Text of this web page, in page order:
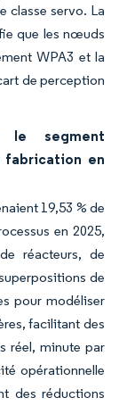
classe servo. La
que les nœuds
WPA3 et la
de perception
segment
fabrication en
19,53 % de
en 2025,
réacteurs, de
de
pour modéliser
facilitant des
réel, minute par
opérationnelle
des réductions